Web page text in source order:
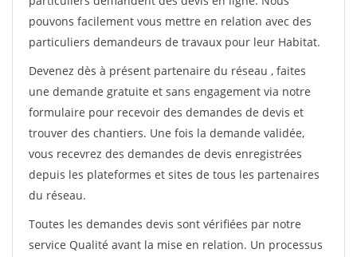
pouvons facilement vous mettre en relation avec des
particuliers demandeurs de travaux pour leur Habitat.
Devenez dès à présent partenaire du réseau , faites
une demande gratuite et sans engagement via notre
formulaire pour recevoir des demandes de devis et
trouver des chantiers. Une fois la demande validée,
vous recevrez des demandes de devis enregistrées
depuis les plateformes et sites de tous les partenaires
du réseau.
Toutes les demandes devis sont vérifiées par notre
service Qualité avant la mise en relation. Un processus